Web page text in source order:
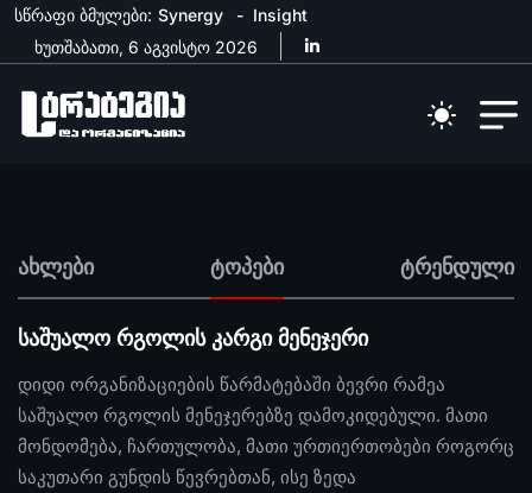
სწრაფი ბმულები: Synergy
Insight
ხუთშაბათი, 6 აგვისტო 2026
ახლები ტოპები ტრენდული
საშუალო რგოლის კარგი მენეჯერი
დიდი ორგანიზაციების წარმატებაში ბევრი რამეა
საშუალო რგოლის მენეჯერებზე დამოკიდებული. მათი
მონდომება, ჩართულობა, მათი ურთიერთობები როგორც
საკუთარი გუნდის წევრებთან, ისე ზედა